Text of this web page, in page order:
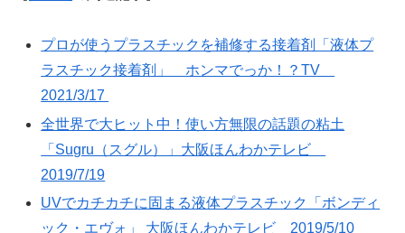
プロが使うプラスチックを補修する接着剤「液体プ
ラスチック接着剤」 ホンマでっか！？TV
2021/3/17
全世界で大ヒット中！使い方無限の話題の粘土
「Sugru（スグル）」大阪ほんわかテレビ
2019/7/19
UVでカチカチに固まる液体プラスチック「ボンディ
ック・エヴォ」 大阪ほんわかテレビ 2019/5/10